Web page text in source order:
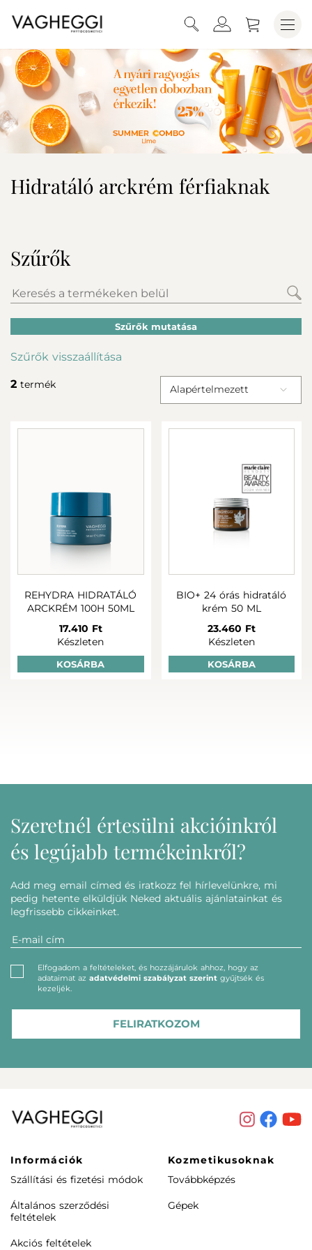
Hidratáló arckrém férfiaknak
Szűrők
Szűrők mutatása
Szűrők visszaállítása
2 termék Alapértelmezett
REHYDRA HIDRATÁLÓ
ARCKRÉM 100H 50ML
17.410 Ft
Készleten
KOSÁRBA
BIO+ 24 órás hidratáló
krém 50 ML
23.460 Ft
Készleten
KOSÁRBA
Szeretnél értesülni akcióinkról
és legújabb termékeinkről?
Add meg email címed és iratkozz fel hírlevelünkre, mi
pedig hetente elküldjük Neked aktuális ajánlatainkat és
legfrissebb cikkeinket.
Elfogadom a feltételeket, és hozzájárulok ahhoz, hogy az
adataimat az adatvédelmi szabályzat szerint gyűjtsék és
kezeljék.
FELIRATKOZOM
Információk
Szállítási és fizetési módok
Általános szerződési
feltételek
Akciós feltételek
Kozmetikusoknak
Továbbképzés
Gépek